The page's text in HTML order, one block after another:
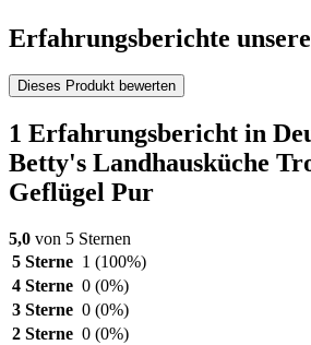
Erfahrungsberichte
Dieses Produkt bewerten
1 Erfahrungsbericht in
Betty's Landhausküche
Geflügel Pur
5,0 von 5 Sternen
5 Sterne 1 (100%)
4 Sterne 0 (0%)
3 Sterne 0 (0%)
2 Sterne 0 (0%)